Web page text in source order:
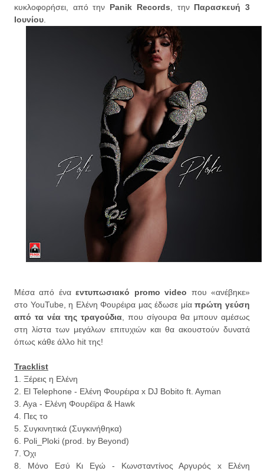
κυκλοφορήσει, από την Panik Records , την Παρασκευή 3
Ιουνίου
Μέσα από έναεντυπωσιακό promo video που «ανέβηκε»
στο YouTube, η Ελένη Φουρέιρα μας έδωσε μίαπρώτη γεύση
από τα νέα της τραγούδια , που σίγουρα θα μπουν αμέσως
στη λίστα των μεγάλων επιτυχιών και θα ακουστούν δυνατά
όπως κάθε άλλο hit της!
Tracklist
1. Ξέρεις η Ελένη
2. El Telephone - Ελένη Φουρέιρα x DJ Bobito ft. Ayman
3. Aya - Ελένη Φουρέϊρα & Hawk
4. Πες το
5. Συγκινητικά (Συγκινήθηκα)
6. Poli_Ploki (prod. by Beyond)
7. Όχι
8. Μόνο Εσύ Κι Εγώ - Κωνσταντίνος Αργυρός x Ελένη